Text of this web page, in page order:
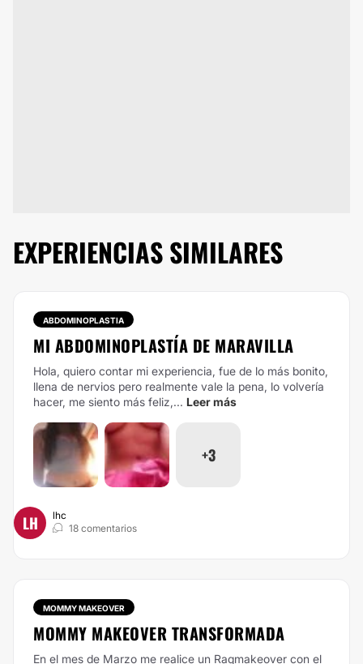
EXPERIENCIAS SIMILARES
ABDOMINOPLASTIA
MI ABDOMINOPLASTÍA DE MARAVILLA
Hola, quiero contar mi experiencia, fue de lo más bonito,
llena de nervios pero realmente vale la pena, lo volvería
hacer, me siento más feliz,... Leer más
+3
LH
lhc
18 comentarios
MOMMY MAKEOVER
MOMMY MAKEOVER TRANSFORMADA
En el mes de Marzo me realice un Raqmakeover con el